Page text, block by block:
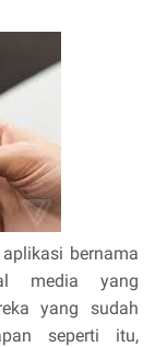
bernama
media yang
yang sudah
seperti itu,